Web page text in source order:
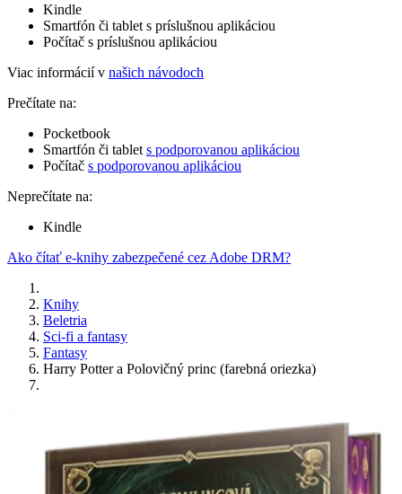
Kindle
Smartfón či tablet s príslušnou aplikáciou
Počítač s príslušnou aplikáciou
Viac informácií v našich návodoch
Prečítate na:
Pocketbook
Smartfón či tablet s podporovanou aplikáciou
Počítač s podporovanou aplikáciou
Neprečítate na:
Kindle
Ako čítať e-knihy zabezpečené cez Adobe DRM?
Knihy
Beletria
Sci-fi a fantasy
Fantasy
Harry Potter a Polovičný princ (farebná oriezka)